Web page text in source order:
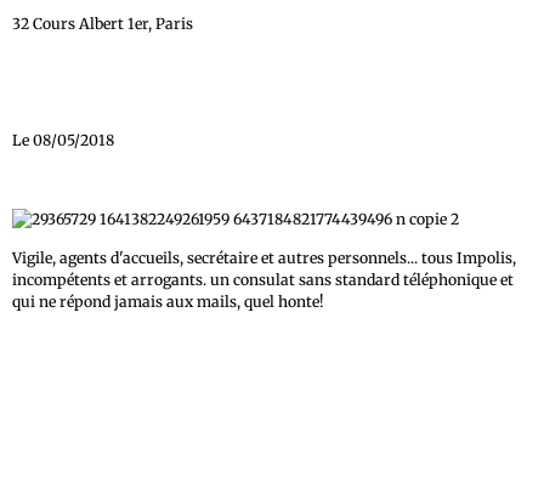
32 Cours Albert 1er, Paris
Le 08/05/2018
Vigile, agents d'accueils, secrétaire et autres personnels... tous Impolis,
incompétents et arrogants. un consulat sans standard téléphonique et
qui ne répond jamais aux mails, quel honte!